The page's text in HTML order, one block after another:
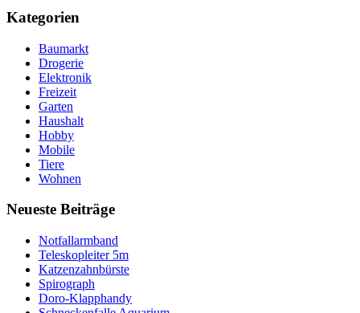
Kategorien
Baumarkt
Drogerie
Elektronik
Freizeit
Garten
Haushalt
Hobby
Mobile
Tiere
Wohnen
Neueste Beiträge
Notfallarmband
Teleskopleiter 5m
Katzenzahnbürste
Spirograph
Doro-Klapphandy